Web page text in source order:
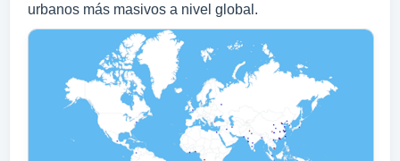
urbanos más masivos a nivel global.